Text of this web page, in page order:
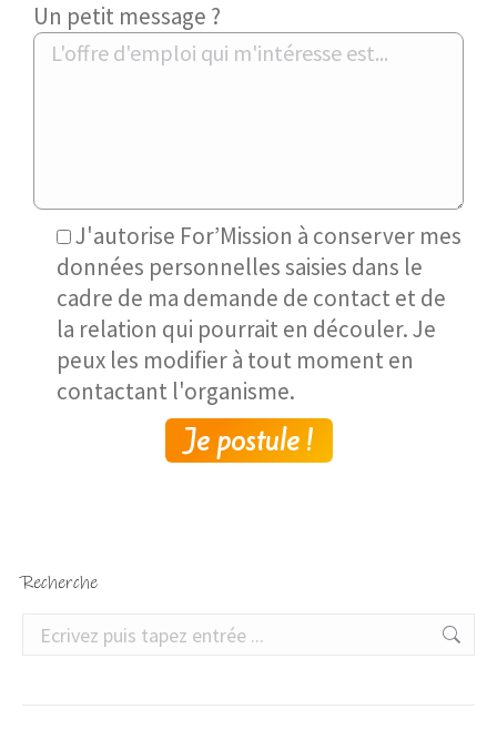
Un petit message ?
J'autorise For’Mission à conserver mes
données personnelles saisies dans le
cadre de ma demande de contact et de
la relation qui pourrait en découler. Je
peux les modifier à tout moment en
contactant l'organisme.
Recherche